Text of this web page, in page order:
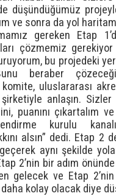
düşündüğümüz
ve sonra da yol
gereken Etap
çözmemiz
bu projedeki
beraber
komite, uluslararası
anlaşın.
puanını çıkartalım
kurulu
alsın” dedi. Etap 2
aynı şekilde
2’nin bir adım
gelecek ve Etap
kolay olacak diye